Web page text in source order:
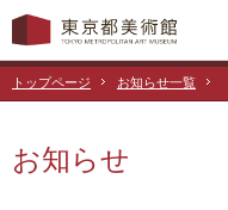
トップページ お知らせ一覧
お知らせ